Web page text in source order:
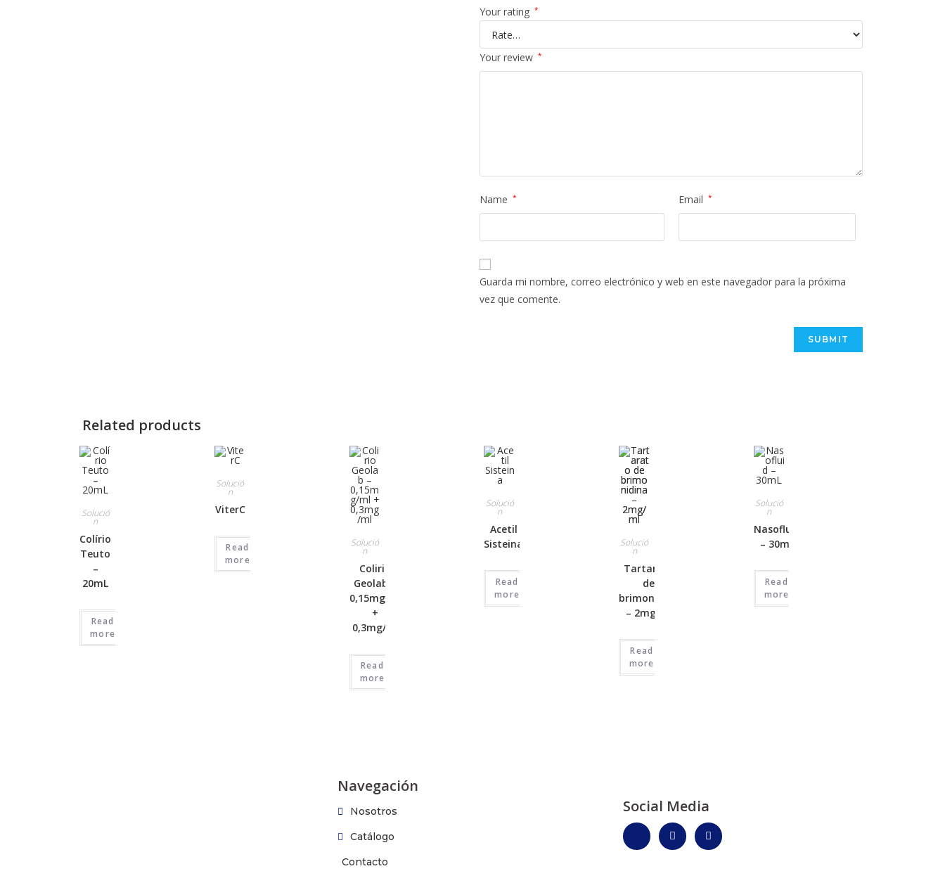
Your rating *
Your review *
Name * Email *
Guarda mi nombre, correo electrónico y web en este navegador para la próxima
vez que comente.
Related products
Solució
n
Colírio
Teuto
–
20mL
Read
more
Solució
n
ViterC
Read
more
Solució
n
Colirio
Geolab –
0,15mg/ml
+
0,3mg/ml
Read
more
Solució
n
Acetil
Sisteina
Read
more
Solució
n
Tartarato
de
brimonidina
– 2mg/ml
Read
more
Solució
n
Nasofluid
– 30mL
Read
more
Navegación
Nosotros
Catálogo
Contacto
Social Media